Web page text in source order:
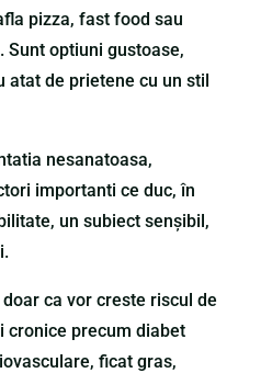
pizza, fast food sau
Sunt optiuni gustoase,
atat de prietene cu un stil
nesanatoasa,
importanti ce duc, în
un subiect senșibil,
ca vor creste riscul de
cronice precum diabet
ficat gras,